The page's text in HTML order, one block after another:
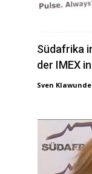
Südafrika
der IMEX
Sven